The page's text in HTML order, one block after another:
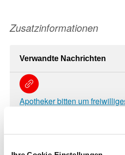
Zusatzinformationen
Verwandte Nachrichten
Apotheker bitten um